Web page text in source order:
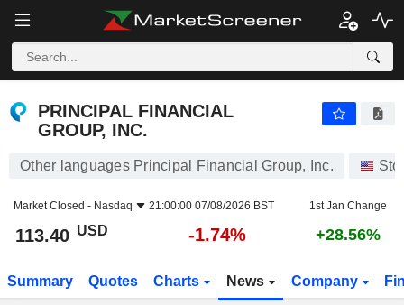
PRINCIPAL FINANCIAL
GROUP, INC.
Other languages Principal Financial Group, Inc.
Market Closed - Nasdaq 21:00:00 07/08/2026 BST 1st Jan Change
113.40 USD -1.74% +28.56%
Summary Quotes Charts News Company